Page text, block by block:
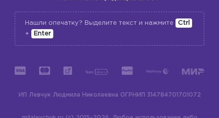
Нашли опечатку? Выделите текст и нажмите
Ctrl
+
Enter
ИП Левчук Людмила Николаевна ОГРНИП 314784701701072